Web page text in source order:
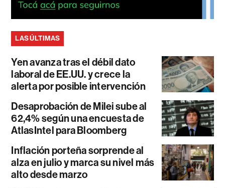
LAS ÚLTIMAS
Yen avanza tras el débil dato
laboral de EE.UU. y crece la
alerta por posible intervención
Desaprobación de Milei sube al
62,4% según una encuesta de
AtlasIntel para Bloomberg
Inflación porteña sorprende al
alza en julio y marca su nivel más
alto desde marzo